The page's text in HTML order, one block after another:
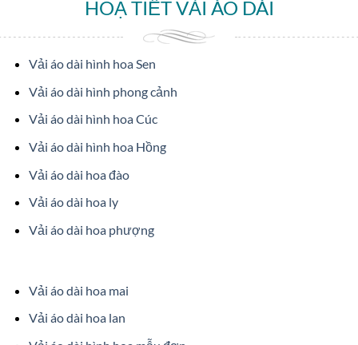
HOẠ TIẾT VẢI ÁO DÀI
Vải áo dài hình hoa Sen
Vải áo dài hình phong cảnh
Vải áo dài hình hoa Cúc
Vải áo dài hình hoa Hồng
Vải áo dài hoa đào
Vải áo dài hoa ly
Vải áo dài hoa phượng
Vải áo dài hoa mai
Vải áo dài hoa lan